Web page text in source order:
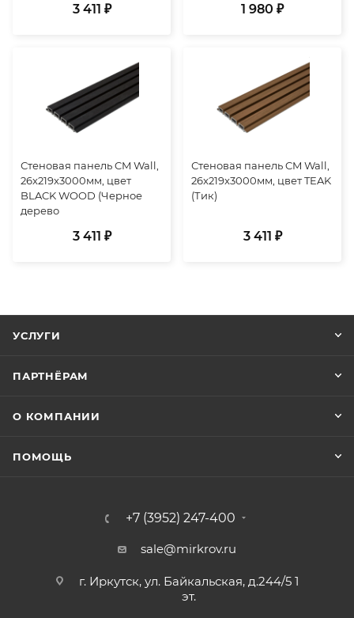
3 411 ₽ 1 980 ₽
Стеновая панель CM Wall,
26x219x3000мм, цвет
BLACK WOOD (Черное
дерево
3 411 ₽
Стеновая панель CM Wall,
26x219x3000мм, цвет TEAK
(Тик)
3 411 ₽
УСЛУГИ
ПАРТНЁРАМ
О КОМПАНИИ
ПОМОЩЬ
+7 (3952) 247-400
sale@mirkrov.ru
г. Иркутск, ул. Байкальская, д.244/5 1
эт.